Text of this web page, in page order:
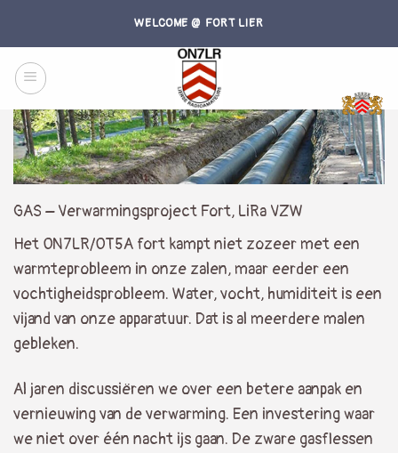
content
WELCOME @ FORT LIER
GAS – Verwarmingsproject Fort, LiRa VZW
Het ON7LR/OT5A fort kampt niet zozeer met een
warmteprobleem in onze zalen, maar eerder een
vochtigheidsprobleem. Water, vocht, humiditeit is een
vijand van onze apparatuur. Dat is al meerdere malen
gebleken.
Al jaren discussiëren we over een betere aanpak en
vernieuwing van de verwarming. Een investering waar
we niet over één nacht ijs gaan. De zware gasflessen